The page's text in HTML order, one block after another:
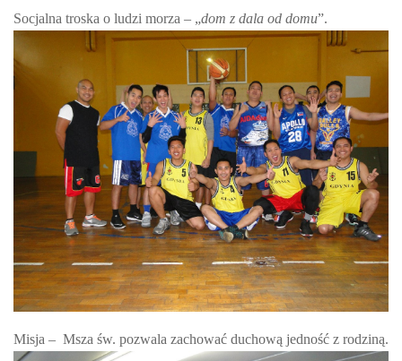
Socjalna troska o ludzi morza – „dom z dala od domu”.
Misja – Msza św. pozwala zachować duchową jedność z rodziną.